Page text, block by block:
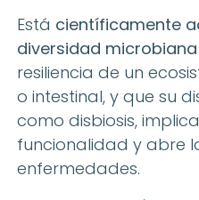
Está científicamente
diversidad microbiana
resiliencia de un
o intestinal, y que su
como disbiosis,
funcionalidad y abre
enfermedades.